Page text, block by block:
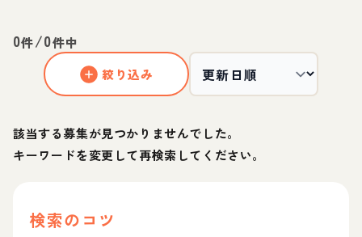
0件/0件中
絞り込み
該当する募集が見つかりませんでした。
キーワードを変更して再検索してください。
検索のコツ